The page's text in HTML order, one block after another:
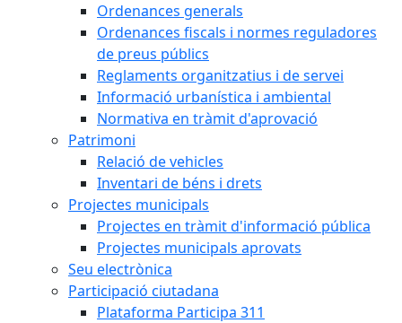
Ordenances generals
Ordenances fiscals i normes reguladores
de preus públics
Reglaments organitzatius i de servei
Informació urbanística i ambiental
Normativa en tràmit d'aprovació
Patrimoni
Relació de vehicles
Inventari de béns i drets
Projectes municipals
Projectes en tràmit d'informació pública
Projectes municipals aprovats
Seu electrònica
Participació ciutadana
Plataforma Participa 311